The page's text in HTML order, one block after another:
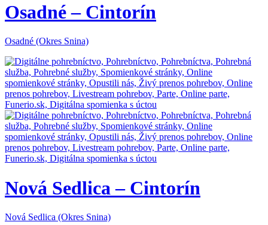
Osadné – Cintorín
Osadné (Okres Snina)
Nová Sedlica – Cintorín
Nová Sedlica (Okres Snina)